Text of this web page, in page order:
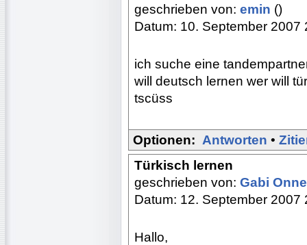
geschrieben von: emin ()
Datum: 10. September 2007
ich suche eine
will deutsch lernen wer will
tscüss
Optionen: Antworten •
Türkisch lernen
geschrieben von: Gabi
Datum: 12. September 2007
Hallo,